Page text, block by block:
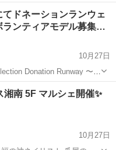
満氏を訪ね 芸能界に飛び
のテレビドラマや映画を 製
域/お祭り
ドネーションランウェ
ンティアモデル募集…
10月27日
Donation Runway 〜
て施設や団体にも寄付がで
Ｔシャツ ...
祭り
湘南 5F マルシェ開催✨
10月27日